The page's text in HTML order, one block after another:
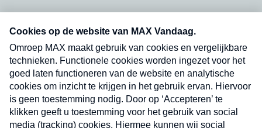
nieuwsbrief. Elke vrijdag- en dinsdagochtend in
uw mailbox.
Verzend